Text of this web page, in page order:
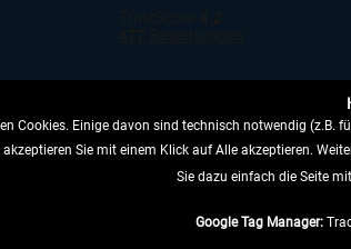
VERTRAG WIDERRUFEN
Cookies. Einige davon sind technisch notwendig (z.B.
akzeptieren Sie mit einem Klick auf Alle akzeptieren.
Sie dazu einfach die Seite
Google Tag Manager: